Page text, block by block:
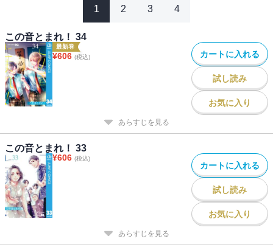
1 2 3 4
この音とまれ！ 34
最新巻
¥606 (税込) カートに入れる
試し読み
お気に入り
あらすじを見る
この音とまれ！ 33
¥606 (税込)
カートに入れる
試し読み
お気に入り
あらすじを見る